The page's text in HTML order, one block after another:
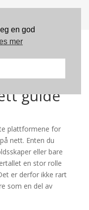
– en
guide
plattformene for
nett. Enten du
eller bare
en stor rolle
er derfor ikke rart
som en del av
en god
mer